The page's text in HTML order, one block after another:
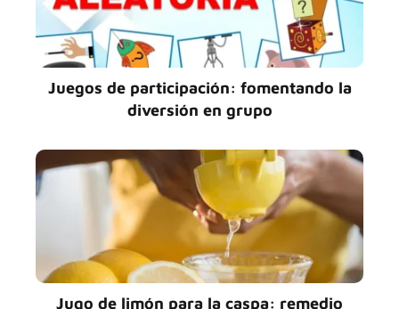
Juegos de participación: fomentando la
diversión en grupo
Jugo de limón para la caspa: remedio